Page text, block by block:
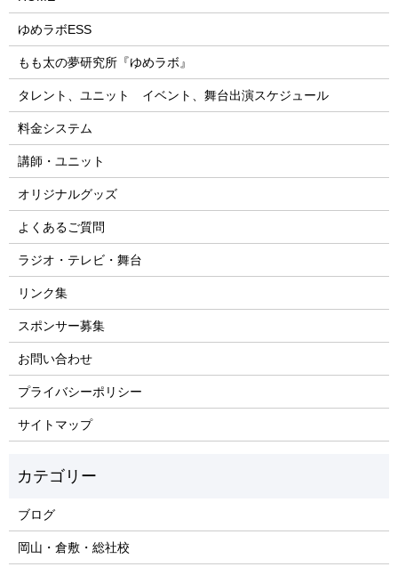
ゆめラボESS
もも太の夢研究所『ゆめラボ』
タレント、ユニット イベント、舞台出演スケジュール
料金システム
講師・ユニット
オリジナルグッズ
よくあるご質問
ラジオ・テレビ・舞台
リンク集
スポンサー募集
お問い合わせ
プライバシーポリシー
サイトマップ
ブログ
岡山・倉敷・総社校